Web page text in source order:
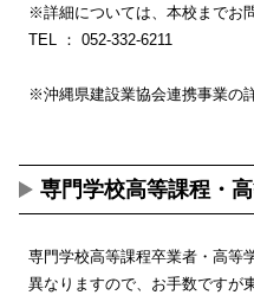
※詳細については、本校までお
TEL ： 052-332-6211
※沖縄県建設業協会連携事業の
専門学校高等課程・
専門学校高等課程卒業者・高等
異なりますので、お手数ですが